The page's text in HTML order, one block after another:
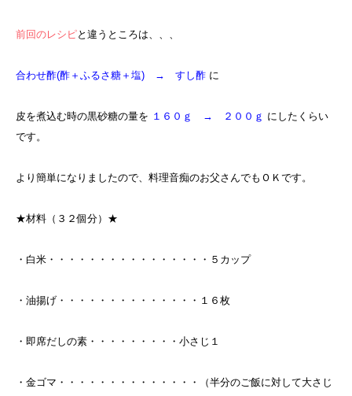
前回のレシピと違うところは、、、
合わせ酢(酢＋ふるさ糖＋塩) → すし酢 に
皮を煮込む時の黒砂糖の量を １６０ｇ → ２００ｇ にしたくらい
です。
より簡単になりましたので、料理音痴のお父さんでもＯＫです。
★材料（３２個分）★
・白米・・・・・・・・・・・・・・・・５カップ
・油揚げ・・・・・・・・・・・・・・１６枚
・即席だしの素・・・・・・・・・小さじ１
・金ゴマ・・・・・・・・・・・・・・（半分のご飯に対して大さじ